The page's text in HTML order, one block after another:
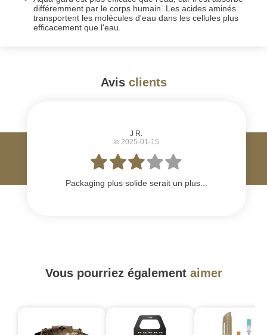
différemment par le corps humain. Les acides aminés
transportent les molécules d'eau dans les cellules plus
efficacement que l'eau.
Avis clients
J R.
le 2025-01-15
Packaging plus solide serait un plus...
Vous pourriez également aimer